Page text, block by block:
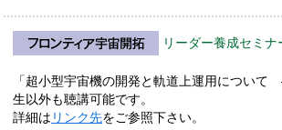
リーダー養成セミ
「超小型宇宙機の開発と軌道上運用につい
生以外も聴講可能です。
詳細は リンク先をご参照下さい。